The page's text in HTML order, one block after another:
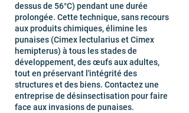
dessus de 56°C) pendant une durée
prolongée. Cette technique, sans recours
aux produits chimiques, élimine les
punaises (Cimex lectularius et Cimex
hemipterus) à tous les stades de
développement, des œufs aux adultes,
tout en préservant l'intégrité des
structures et des biens. Contactez une
entreprise de désinsectisation pour faire
face aux invasions de punaises.